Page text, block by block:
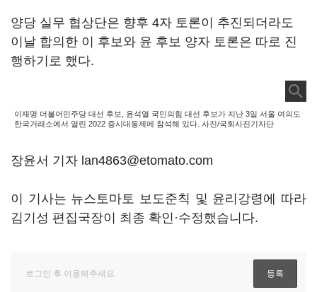
양당 실무 협상단은 향후 4자 토론이 추진되더라도
이날 합의한 이 후보와 윤 후보 양자 토론은 따로 진
행하기로 했다.
이재명 더불어민주당 대선 후보, 윤석열 국민의힘 대선 후보가 지난 3일 서울 여의도
한국거래소에서 열린 2022 증시대동제에 참석해 있다. 사진/국회사진기자단
장윤서 기자 lan4863@etomato.com
이 기사는 뉴스토마토 보도준칙 및 윤리강령에 따라
김기성 편집국장이 최종 확인·수정했습니다.